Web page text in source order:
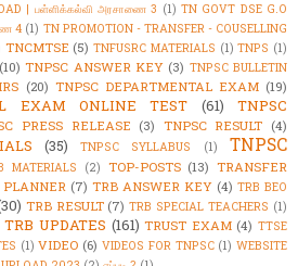
| பள்ளிக்கல்வி அரசாணை 3 (1) TN GOVT DSE G.O
4 (1) TN PROMOTION - TRANSFER - COUSELLING
TNCMTSE (5) TNFUSRC MATERIALS (1) TNPS (1)
(10) TNPSC ANSWER KEY (3) TNPSC BULLETIN
(20) TNPSC DEPARTMENTAL EXAM (19)
EXAM ONLINE TEST (61)
TNPSC
PRESS RELEASE (3) TNPSC RESULT (4)
(35) TNPSC SYLLABUS (1)
TNPSC
MATERIALS (2) TOP-POSTS (13) TRANSFER
(7) TRB ANSWER KEY (4) TRB BEO
TRB RESULT (7) TRB SPECIAL TEACHERS (1)
TRB UPDATES (161) TRUST EXAM (4) TTSE
(1) VIDEO (6) VIDEOS FOR TNPSC (1) WEBSITE